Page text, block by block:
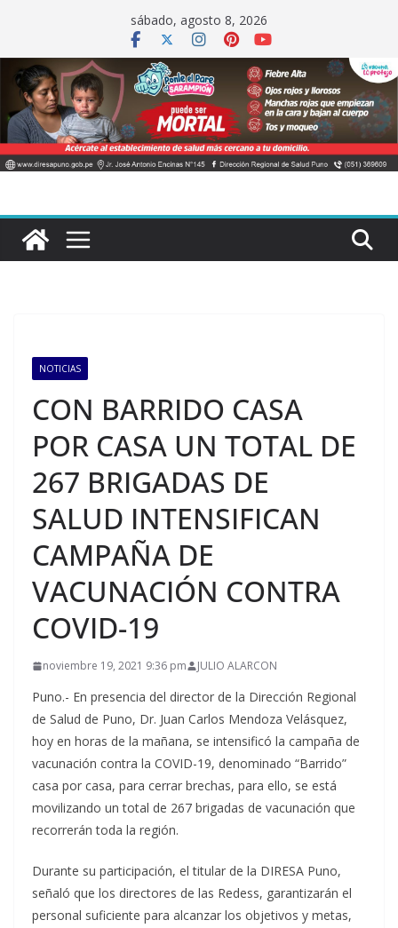
contenido
sábado, agosto 8, 2026
NOTICIAS
CON BARRIDO CASA
POR CASA UN TOTAL DE
267 BRIGADAS DE
SALUD INTENSIFICAN
CAMPAÑA DE
VACUNACIÓN CONTRA
COVID-19
noviembre 19, 2021 9:36 pm JULIO ALARCON
Puno.- En presencia del director de la Dirección Regional
de Salud de Puno, Dr. Juan Carlos Mendoza Velásquez,
hoy en horas de la mañana, se intensificó la campaña de
vacunación contra la COVID-19, denominado “Barrido”
casa por casa, para cerrar brechas, para ello, se está
movilizando un total de 267 brigadas de vacunación que
recorrerán toda la región.
Durante su participación, el titular de la DIRESA Puno,
señaló que los directores de las Redess, garantizarán el
personal suficiente para alcanzar los objetivos y metas,